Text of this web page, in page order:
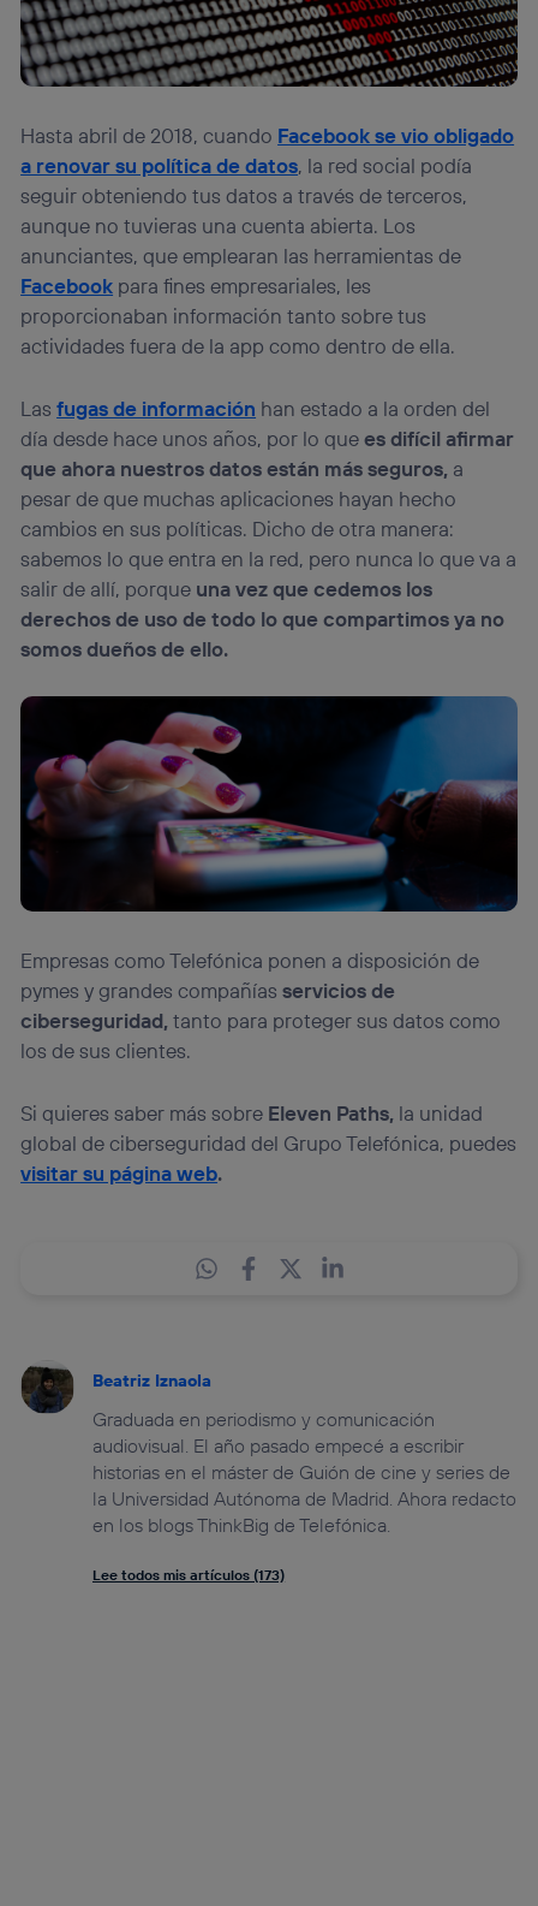
Hasta abril de 2018, cuando Facebook se vio obligado
a renovar su política de datos, la red social podía
seguir obteniendo tus datos a través de terceros,
aunque no tuvieras una cuenta abierta. Los
anunciantes, que emplearan las herramientas de
Facebook para fines empresariales, les
proporcionaban información tanto sobre tus
actividades fuera de la app como dentro de ella.
Lasfugas de información han estado a la orden del
día desde hace unos años, por lo quees difícil afirmar
que ahora nuestros datos están más seguros, a
pesar de que muchas aplicaciones hayan hecho
cambios en sus políticas. Dicho de otra manera:
sabemos lo que entra en la red, pero nunca lo que va a
salir de allí, porque una vez que cedemos los
derechos de uso de todo lo que compartimos ya no
somos dueños de ello.
Empresas como Telefónica ponen a disposición de
pymes y grandes compañíasservicios de
ciberseguridad,tanto para proteger sus datos como
los de sus clientes.
Si quieres saber más sobre Eleven Paths, la unidad
global de ciberseguridad del Grupo Telefónica, puedes
visitar su página web.
Beatriz Iznaola
Graduada en periodismo y comunicación
audiovisual. El año pasado empecé a escribir
historias en el máster de Guión de cine y series de
la Universidad Autónoma de Madrid. Ahora redacto
en los blogs ThinkBig de Telefónica.
Lee todos mis artículos (173)